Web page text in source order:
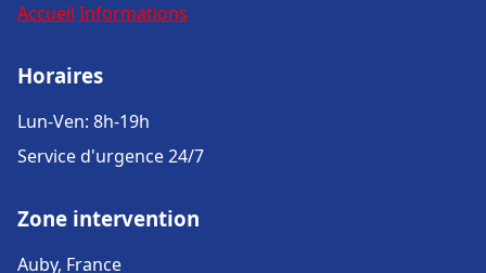
Accueil Informations
Horaires
Lun-Ven: 8h-19h
Service d'urgence 24/7
Zone intervention
Auby, France